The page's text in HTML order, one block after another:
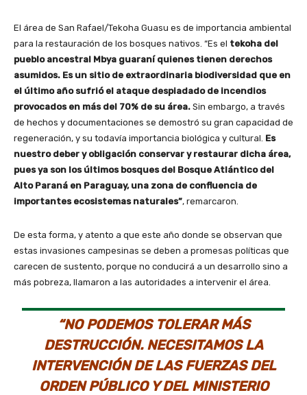
El área de San Rafael/Tekoha Guasu es de importancia ambiental
para la restauración de los bosques nativos. “Es el tekoha del
pueblo ancestral Mbya guaraní quienes tienen derechos
asumidos. Es un sitio de extraordinaria biodiversidad que en
el último año sufrió el ataque despiadado de incendios
provocados en más del 70% de su área. Sin embargo, a través
de hechos y documentaciones se demostró su gran capacidad de
regeneración, y su todavía importancia biológica y cultural. Es
nuestro deber y obligación conservar y restaurar dicha área,
pues ya son los últimos bosques del Bosque Atlántico del
Alto Paraná en Paraguay, una zona de confluencia de
importantes ecosistemas naturales”, remarcaron.
De esta forma, y atento a que este año donde se observan que
estas invasiones campesinas se deben a promesas políticas que
carecen de sustento, porque no conducirá a un desarrollo sino a
más pobreza, llamaron a las autoridades a intervenir el área.
“NO PODEMOS TOLERAR MÁS
DESTRUCCIÓN. NECESITAMOS LA
INTERVENCIÓN DE LAS FUERZAS DEL
ORDEN PÚBLICO Y DEL MINISTERIO